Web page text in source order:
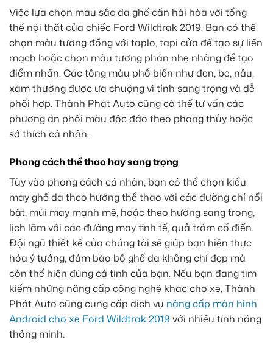
Việc lựa chọn màu sắc da ghế cần hài hòa với tổng
thể nội thất của chiếc Ford Wildtrak 2019. Bạn có thể
chọn màu tương đồng với taplo, tapi cửa để tạo sự liền
mạch hoặc chọn màu tương phản nhẹ nhàng để tạo
điểm nhấn. Các tông màu phổ biến như đen, be, nâu,
xám thường được ưa chuộng vì tính sang trọng và dễ
phối hợp. Thành Phát Auto cũng có thể tư vấn các
phương án phối màu độc đáo theo phong thủy hoặc
sở thích cá nhân.
Phong cách thể thao hay sang trọng
Tùy vào phong cách cá nhân, bạn có thể chọn kiểu
may ghế da theo hướng thể thao với các đường chỉ nổi
bật, múi may mạnh mẽ, hoặc theo hướng sang trọng,
lịch lãm với các đường may tinh tế, quả trám cổ điển.
Đội ngũ thiết kế của chúng tôi sẽ giúp bạn hiện thực
hóa ý tưởng, đảm bảo bộ ghế da không chỉ đẹp mà
còn thể hiện đúng cá tính của bạn. Nếu bạn đang tìm
kiếm những nâng cấp công nghệ khác cho xe, Thành
Phát Auto cũng cung cấp dịch vụ nâng cấp màn hình
Android cho xe Ford Wildtrak 2019 với nhiều tính năng
thông minh.